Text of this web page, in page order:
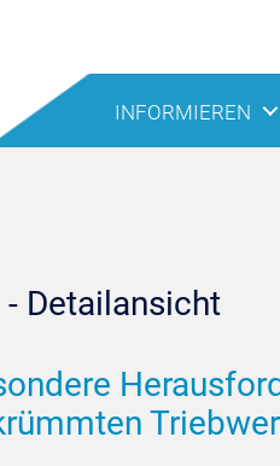
INFORMIEREN
Detailansicht